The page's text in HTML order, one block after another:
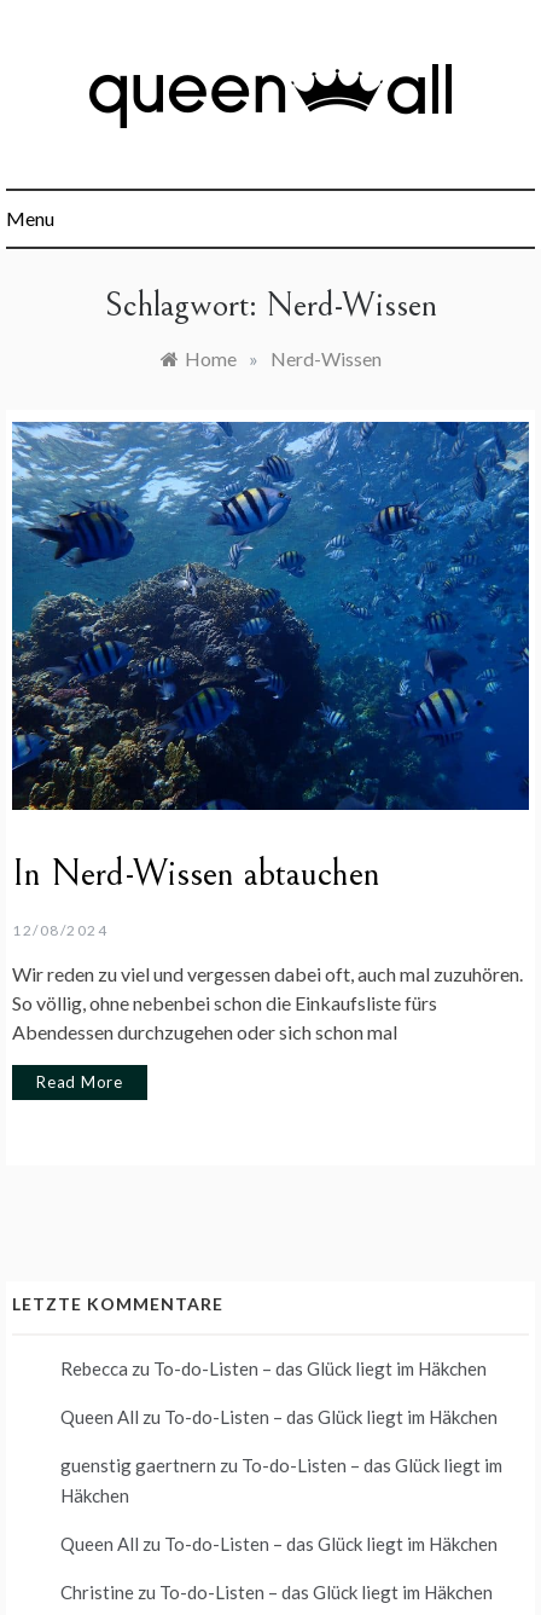
Menu
Schlagwort: Nerd-Wissen
Home » Nerd-Wissen
In Nerd-Wissen abtauchen
12/08/2024
Wir reden zu viel und vergessen dabei oft, auch mal zuzuhören.
So völlig, ohne nebenbei schon die Einkaufsliste fürs
Abendessen durchzugehen oder sich schon mal
Read More
LETZTE KOMMENTARE
Rebecca zu To-do-Listen – das Glück liegt im Häkchen
Queen All zu To-do-Listen – das Glück liegt im Häkchen
guenstig gaertnern zu To-do-Listen – das Glück liegt im
Häkchen
Queen All zu To-do-Listen – das Glück liegt im Häkchen
Christine zu To-do-Listen – das Glück liegt im Häkchen